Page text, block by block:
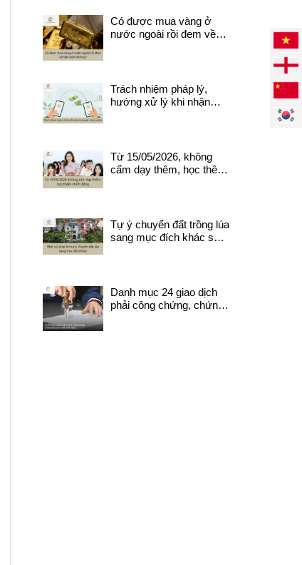
Có được mua vàng ở
nước ngoài rồi đem về
Trách nhiệm pháp lý,
hướng xử lý khi nhận
Từ 15/05/2026, không
cấm dạy thêm, học thêm
Tự ý chuyển đất trồng lúa
sang mục đích khác sẽ
Danh mục 24 giao dịch
phải công chứng, chứng